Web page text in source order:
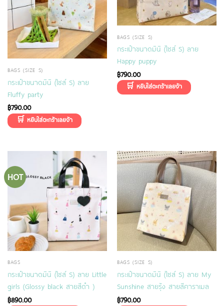
BAGS (SIZE S)
กระเป๋าขนาดมินิ (ไซส์ S) ลาย
Fluffy party
฿790.00
BAGS (SIZE S)
กระเป๋าขนาดมินิ (ไซส์ S) ลาย
Happy puppy
฿790.00
HOT
BAGS
กระเป๋าขนาดมินิ (ไซส์ S) ลาย Little
girls (ฺGlossy black สายสีดำ )
฿890.00
BAGS (SIZE S)
กระเป๋าขนาดมินิ (ไซส์ S) ลาย My
Sunshine สายรุ้ง สายสีคาราเมล
฿790.00